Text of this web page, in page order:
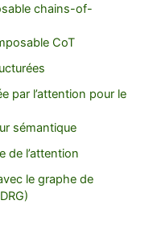
chains-of-
CoT
par l’attention pour le
sémantique
de l’attention
le graphe de